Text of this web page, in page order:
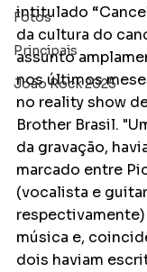
Fotos
Principais
João Rock 2025
intitulado
da cultura do
assunto
nos últimos
no reality show
Brother Brasil.
da gravação,
marcado entre
(vocalista e
música e,
dois haviam